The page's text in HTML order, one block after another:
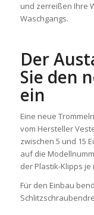
und zerreißen Ihre
Waschgangs.
Der
Sie den
ein
Eine neue
vom Hersteller
zwischen 5 und 15
auf die
der Plastik-Klipps
Für den Einbau